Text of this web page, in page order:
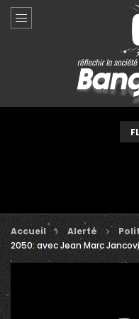
Accueil Alerté
2050: avec Jean Marc
Custom Amount